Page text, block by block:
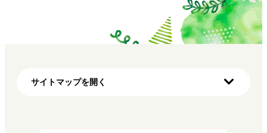
サイトマップを開く